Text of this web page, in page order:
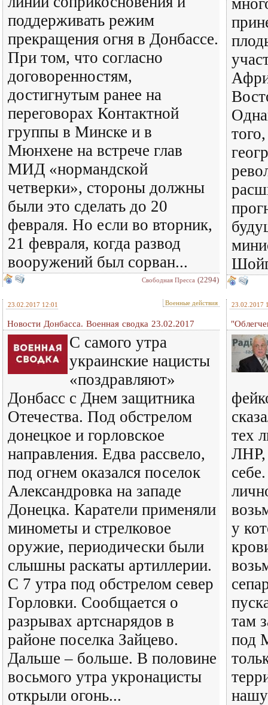
поддерживать режим
прекращения огня в Донбассе.
При том, что согласно
договоренностям,
достигнутым ранее на
переговорах Контактной
группы в Минске и в
Мюнхене на встрече глав
МИД «нормандской
четверки», стороны должны
были это сделать до 20
февраля. Но если во вторник,
21 февраля, когда развод
вооружений был сорван...
Свободная Пресса (2294)
23.02.2017 12:01 Военные действия
Новости Донбасса. Военная сводка 23.02.2017
С самого утра
украинские нацисты
«поздравляют»
Донбасс с Днем защитника
Отечества. Под обстрелом
донецкое и горловское
направления. Едва рассвело,
под огнем оказался поселок
Александровка на западе
Донецка. Каратели применяли
минометы и стрелковое
оружие, периодически были
слышны раскаты артиллерии.
С 7 утра под обстрелом север
Горловки. Сообщается о
разрывах артснарядов в
районе поселка Зайцево.
Дальше – больше. В половине
восьмого утра укронацисты
открыли огонь...
23.02.2017
тех
ЛНР,
у
там
под